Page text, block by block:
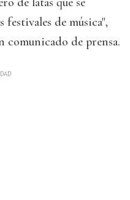
de música",
comunicado de prensa.